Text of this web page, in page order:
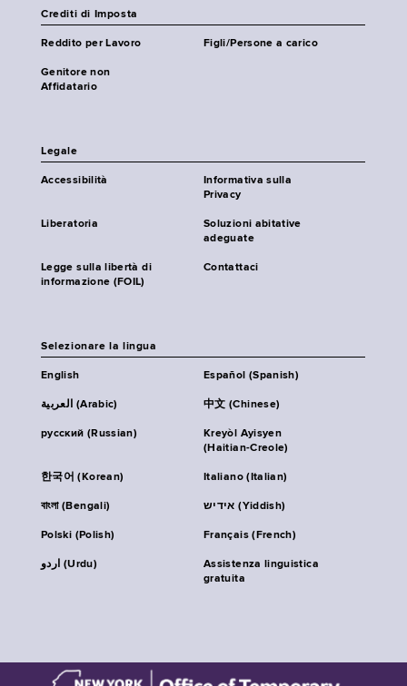
Crediti di Imposta
Reddito per Lavoro Figli/Persone a carico
Genitore non
Affidatario
Legale
Accessibilità
Informativa sulla
Privacy
Liberatoria
Soluzioni abitative
adeguate
Legge sulla libertà di
informazione (FOIL)
Contattaci
Selezionare la lingua
English Español (Spanish)
العربية (Arabic) 中文 (Chinese)
русский (Russian)
Kreyòl Ayisyen
(Haitian-Creole)
한국어 (Korean) Italiano (Italian)
বাংলা (Bengali) אידיש (Yiddish)
Polski (Polish) Français (French)
اردو (Urdu)
Assistenza linguistica
gratuita